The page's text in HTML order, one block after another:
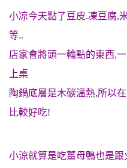
小凉今天點了豆皮.凍豆腐,
等..
店家會將頭一輪點的東西,
上桌
陶鍋底層是木碳溫熱,所以
比較好吃!
小涼就算是吃薑母鴨也是